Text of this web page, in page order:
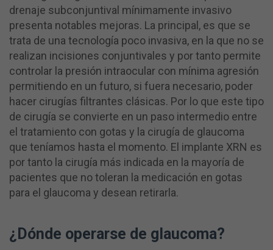
drenaje subconjuntival mínimamente invasivo
presenta notables mejoras. La principal, es que se
trata de una tecnología poco invasiva, en la que no se
realizan incisiones conjuntivales y por tanto permite
controlar la presión intraocular con mínima agresión
permitiendo en un futuro, si fuera necesario, poder
hacer cirugías filtrantes clásicas. Por lo que este tipo
de cirugía se convierte en un paso intermedio entre
el tratamiento con gotas y la cirugía de glaucoma
que teníamos hasta el momento. El implante XRN es
por tanto la cirugía más indicada en la mayoría de
pacientes que no toleran la medicación en gotas
para el glaucoma y desean retirarla.
¿Dónde operarse de glaucoma?